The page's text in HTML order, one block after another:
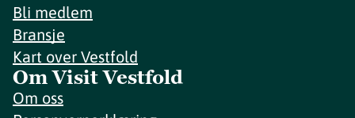
Bli medlem
Bransje
Kart over Vestfold
Om Visit Vestfold
Om oss